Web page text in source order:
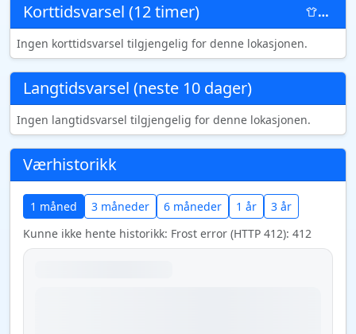
Korttidsvarsel (12 timer) …
Ingen korttidsvarsel tilgjengelig for denne lokasjonen.
Langtidsvarsel (neste 10 dager)
Ingen langtidsvarsel tilgjengelig for denne lokasjonen.
Værhistorikk
1 måned 3 måneder 6 måneder 1 år
3 år
Kunne ikke hente historikk: Frost error (HTTP 412): 412